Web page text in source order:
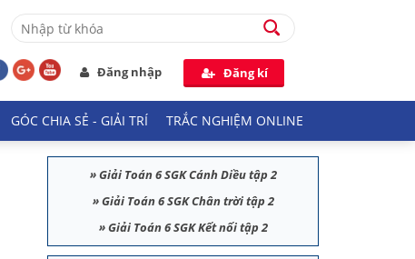
Đăng nhập Đăng kí
GÓC CHIA SẺ - GIẢI TRÍ TRẮC NGHIỆM ONLINE
»Giải Toán 6 SGK Cánh Diều tập 2
»Giải Toán 6 SGK Chân trời tập 2
»Giải Toán 6 SGK Kết nối tập 2